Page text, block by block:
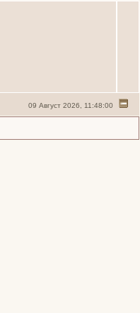
09 Август 2026, 11:48:00